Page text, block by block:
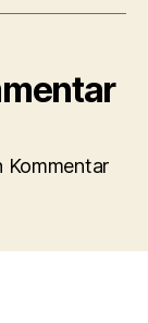
Kommentar